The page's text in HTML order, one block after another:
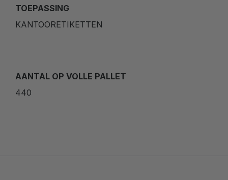
TOEPASSING
KANTOORETIKETTEN
AANTAL OP VOLLE PALLET
440